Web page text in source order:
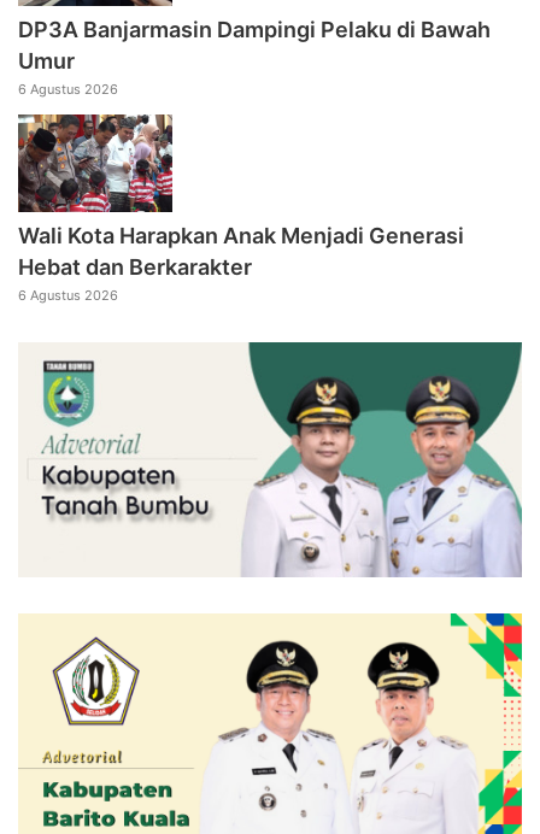
DP3A Banjarmasin Dampingi Pelaku di Bawah
Umur
6 Agustus 2026
Wali Kota Harapkan Anak Menjadi Generasi
Hebat dan Berkarakter
6 Agustus 2026